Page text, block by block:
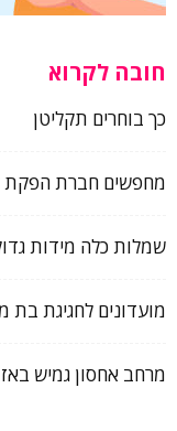
חובה לקרוא
כך בוחרים תקליטן
מחפשים חברת הפקת
שמלות כלה מידות
מועדונים לחגיגת בת
מרחב אחסון גמיש